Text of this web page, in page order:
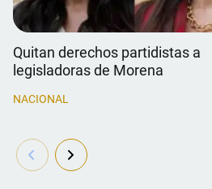
Quitan derechos partidistas a
legisladoras de Morena
NACIONAL